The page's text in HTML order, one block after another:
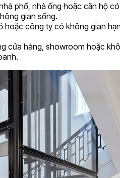
phố, nhà ống hoặc căn hộ
gian sống.
hoặc công ty có không gian
cửa hàng, showroom hoặc